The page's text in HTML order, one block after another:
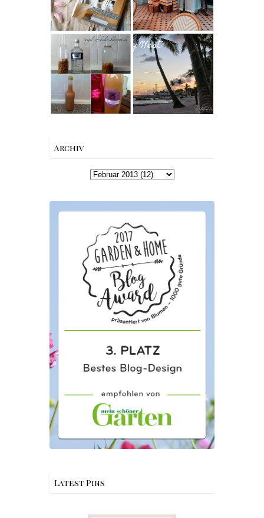
The Nina
Edition
in Berlin-
Wilmersdorf
Rezept |
Karamell-
Wodka selber
machen –
einfaches
Rezept &
Geschenkidee
Reisen - Florida
Roadtrip Part II:
Miami South
Beach bis Key
West | The Nina
Edition
Archiv
Latest Pins